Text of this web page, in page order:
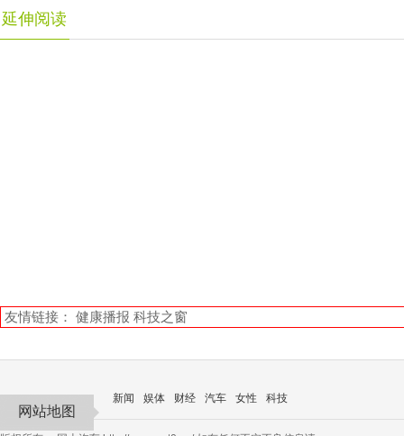
延伸阅读
友情链接： 健康播报 科技之窗
网站地图
新闻 娱体 财经 汽车 女性 科技